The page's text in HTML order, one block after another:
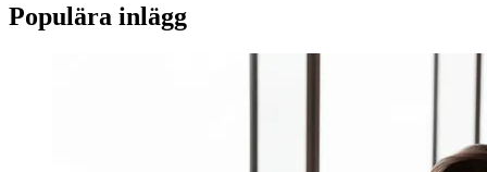
Populära inlägg